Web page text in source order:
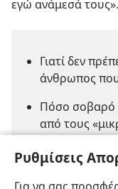
Ρυθμίσεις
τρεις
Γιατί δεν
άνθρωπος που
Πόσο σοβαρό
τονίζει ο